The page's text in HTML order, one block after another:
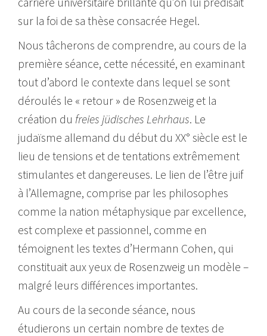
sur la foi de sa thèse consacrée Hegel.
Nous tâcherons de comprendre, au cours de la
première séance, cette nécessité, en examinant
tout d’abord le contexte dans lequel se sont
déroulés le « retour » de Rosenzweig et la
création du freies jüdisches Lehrhaus. Le
judaïsme allemand du début du XX° siècle est le
lieu de tensions et de tentations extrêmement
stimulantes et dangereuses. Le lien de l’être juif
à l’Allemagne, comprise par les philosophes
comme la nation métaphysique par excellence,
est complexe et passionnel, comme en
témoignent les textes d’Hermann Cohen, qui
constituait aux yeux de Rosenzweig un modèle –
malgré leurs différences importantes.
Au cours de la seconde séance, nous
étudierons un certain nombre de textes de